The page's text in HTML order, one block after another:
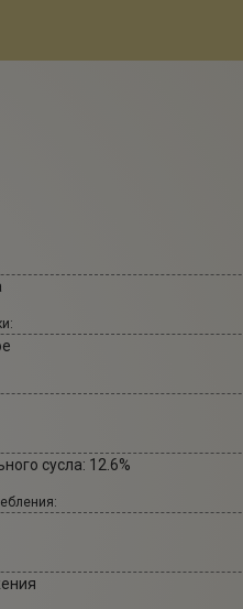
сусла: 12.6%